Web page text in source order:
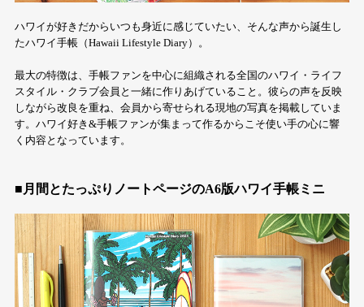
ハワイが好きだからいつも身近に感じていたい、そんな声から誕生し
たハワイ手帳（Hawaii Lifestyle Diary）。
最大の特徴は、手帳ファンを中心に組織される全国のハワイ・ライフ
スタイル・クラブ会員と一緒に作りあげていること。彼らの声を反映
しながら改良を重ね、会員から寄せられる現地の写真を掲載していま
す。ハワイ好き&手帳ファンが集まって作るからこそ使い手の心に響
く内容となっています。
■月間とたっぷりノートページのA6版ハワイ手帳ミニ